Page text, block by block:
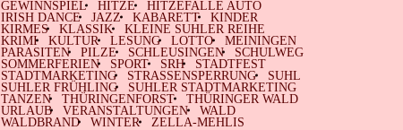
GEWINNSPIEL
HITZE
HITZEFALLE AUTO
IRISH DANCE
JAZZ KABARETT
KINDER
KIRMES
KLASSIK
KLEINE SUHLER REIHE
KRIMI
KULTUR LESUNG LOTTO
MEININGEN
PARASITEN
PILZE SCHLEUSINGEN
SCHULWEG
SOMMERFERIEN
SPORT SRH
STADTFEST
STADTMARKETING
STRASSENSPERRUNG
SUHL
SUHLER FRÜHLING
SUHLER STADTMARKETING
TANZEN
THÜRINGENFORST
THÜRINGER WALD
URLAUB
VERANSTALTUNGEN
WALD
WALDBRAND
WINTER ZELLA-MEHLIS